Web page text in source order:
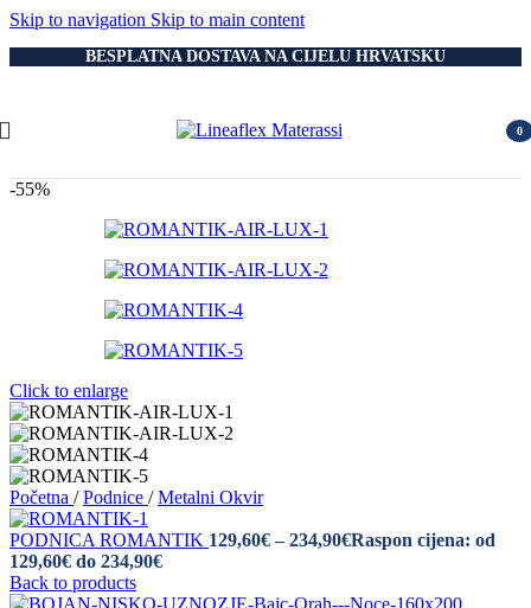
Skip to navigation Skip to main content
BESPLATNA DOSTAVA NA CIJELU HRVATSKU
0
-55%
Click to enlarge
Početna / Podnice / Metalni Okvir
PODNICA ROMANTIK 129,60€ – 234,90€Raspon cijena: od
129,60€ do 234,90€
Back to products